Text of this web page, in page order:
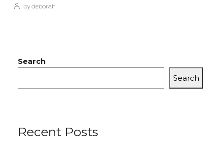
by deborah
Search
Search
Recent Posts